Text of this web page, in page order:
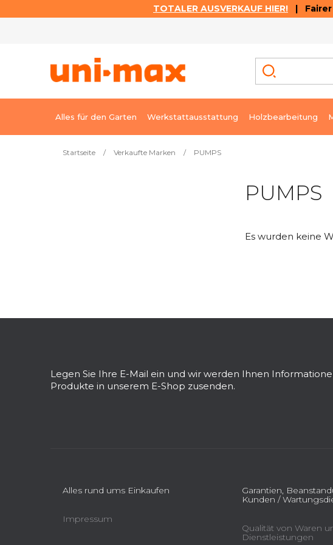
TOTALER AUSVERKAUF HIER! | Fairer
Alles für den Garten Werkstattausstattung Holzbearbeitung
Startseite / Verkaufte Marken / PUMPS
s
PUMPS
Es wurden keine
Legen Sie Ihre E-Mail ein und wir werden Ihnen
Produkte in unserem E-Shop zusenden.
Alles rund ums Einkaufen
Impressum
Garantien,
Kunden /
Qualität von Waren
Dienstleistungen